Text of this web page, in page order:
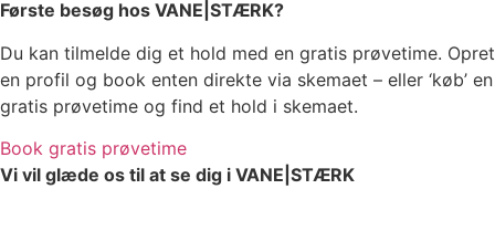
Første besøg hos VANE|STÆRK?
Du kan tilmelde dig et hold med en gratis prøvetime. Opret
en profil og book enten direkte via skemaet – eller ‘køb’ en
gratis prøvetime og find et hold i skemaet.
Book gratis prøvetime
Vi vil glæde os til at se dig i VANE|STÆRK